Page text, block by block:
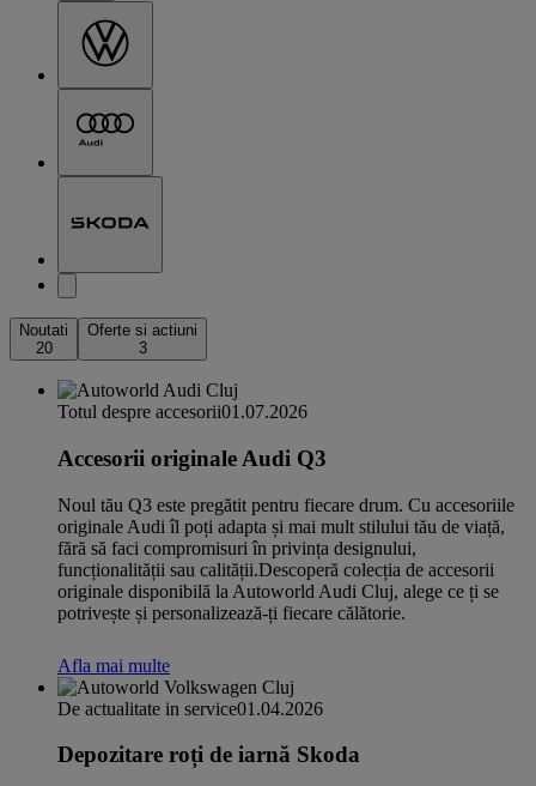
Noutati
20
Oferte si actiuni
3
Totul despre accesorii01.07.2026
Accesorii originale Audi Q3
Noul tău Q3 este pregătit pentru fiecare drum. Cu accesoriile
originale Audi îl poți adapta și mai mult stilului tău de viață,
fără să faci compromisuri în privința designului,
funcționalității sau calității.Descoperă colecția de accesorii
originale disponibilă la Autoworld Audi Cluj, alege ce ți se
potrivește și personalizează-ți fiecare călătorie.
Afla mai multe
De actualitate in service01.04.2026
Depozitare roți de iarnă Skoda